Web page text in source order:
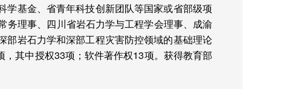
基金、省青年科技创新团队等国家或省部级项
务理事、四川省岩石力学与工程学会理事、成渝
部岩石力学和深部工程灾害防控领域的基础理论
，其中授权33项；软件著作权13项。获得教育部